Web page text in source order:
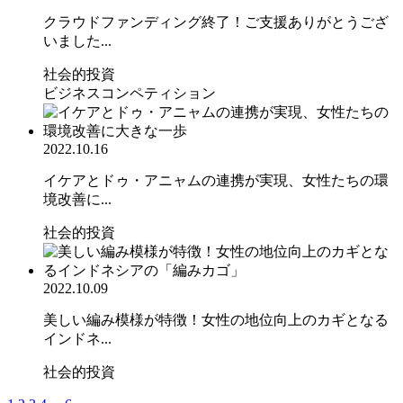
クラウドファンディング終了！ご支援ありがとうござ
いました...
社会的投資
ビジネスコンペティション
2022.10.16
イケアとドゥ・アニャムの連携が実現、女性たちの環
境改善に...
社会的投資
2022.10.09
美しい編み模様が特徴！女性の地位向上のカギとなる
インドネ...
社会的投資